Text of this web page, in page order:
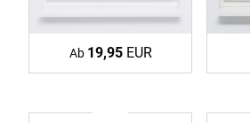
Ab 19,95EUR